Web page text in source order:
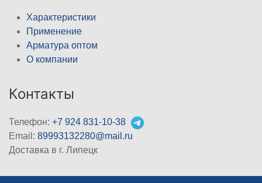
Характеристики
Применение
Арматура оптом
О компании
Контакты
Телефон: +7 924 831-10-38
Email: 89993132280@mail.ru
Доставка в г. Липецк